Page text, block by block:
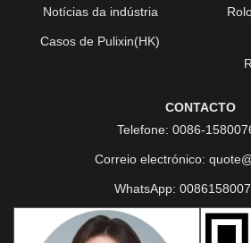
Notícias da indústria
Casos de Pulixin(HK)
CONTACTO
Telefone: 0086-
Correio electrónico:
WhatsApp: